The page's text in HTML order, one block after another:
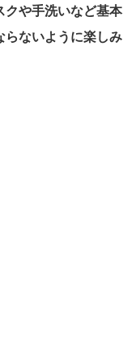
クや手洗いなど基本
らないように楽しみ